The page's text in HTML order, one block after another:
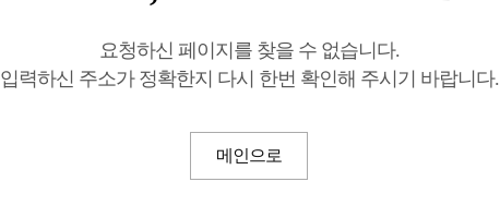
요청하신 페이지를 찾을 수 없습니다.
입력하신 주소가 정확한지 다시 한번 확인해 주시기 바랍니다.
메인으로